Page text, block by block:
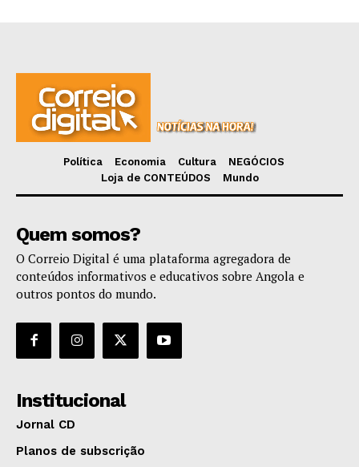
Política Economia Cultura
NEGÓCIOS
Loja de CONTEÚDOS
Mundo
Quem somos?
O Correio Digital é uma plataforma agregadora de
conteúdos informativos e educativos sobre Angola e
outros pontos do mundo.
Institucional
Jornal CD
Planos de subscrição